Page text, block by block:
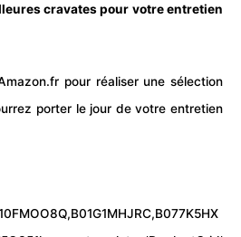
cravates pour votre entretien
pour réaliser une sélection
porter le jour de votre entretien